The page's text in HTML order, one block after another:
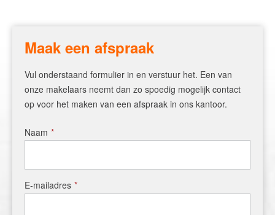
Maak een afspraak
Vul onderstaand formulier in en verstuur het. Een van
onze makelaars neemt dan zo spoedig mogelijk contact
op voor het maken van een afspraak in ons kantoor.
Naam *
E-mailadres *